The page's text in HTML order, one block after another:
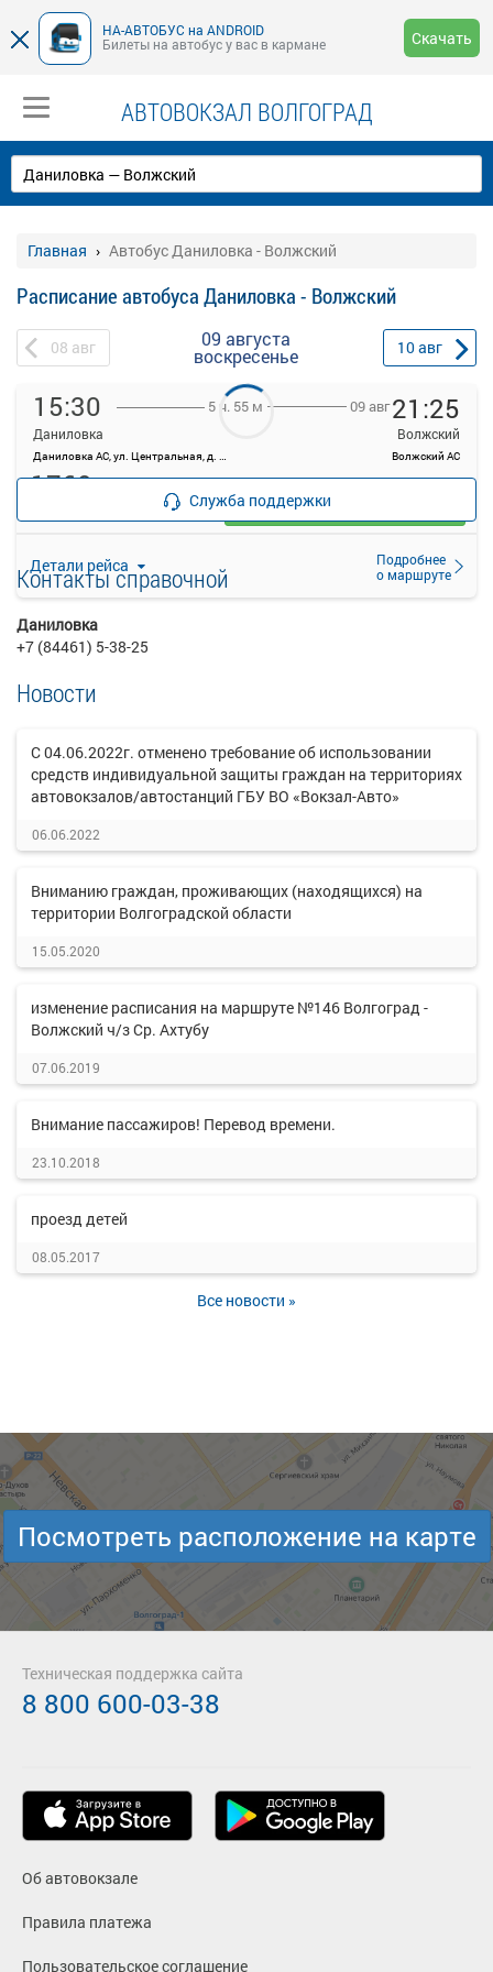
НА-АВТОБУС на ANDROID
Билеты на автобус у вас в кармане
Скачать
АВТОВОКЗАЛ ВОЛГОГРАД
Главная Автобус Даниловка - Волжский
Расписание автобуса Даниловка - Волжский
08 авг 09 августа
воскресенье 10авг
15:30
Даниловка
Даниловка АС, ул. Центральная, д. 95
5 ч. 55 м 09 авг21:25
Волжский
Волжский АС
Детали рейса
Подробнее
о маршруте
1760
Выбрать
Служба поддержки
Контакты справочной
Даниловка
+7 (84461) 5-38-25
Новости
С 04.06.2022г. отменено требование об использовании
средств индивидуальной защиты граждан на территориях
автовокзалов/автостанций ГБУ ВО «Вокзал-Авто»
06.06.2022
Вниманию граждан, проживающих (находящихся) на
территории Волгоградской области
15.05.2020
изменение расписания на маршруте №146 Волгоград -
Волжский ч/з Ср. Ахтубу
07.06.2019
Внимание пассажиров! Перевод времени.
23.10.2018
проезд детей
08.05.2017
Все новости »
Посмотреть расположение на карте
Об автовокзале
Правила платежа
Пользовательское соглашение
Техническая поддержка сайта
8 800 600-03-38